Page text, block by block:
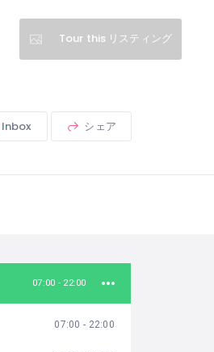
Tour this リスティング
Inbox シェア
07:00 - 22:00
07:00 - 22:00